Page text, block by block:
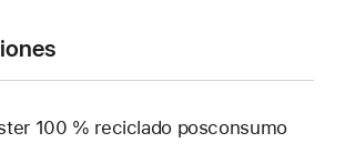
100 % reciclado posconsumo